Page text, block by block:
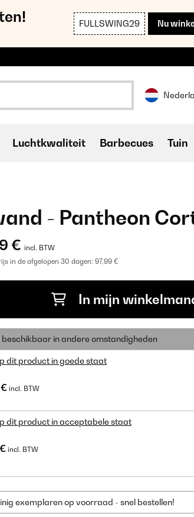
FULLSWING29 Nu
Luchtkwaliteit Barbecues Tuin
- Pantheon
€ incl. BTW
in de afgelopen 30 dagen: 97,99 €
In mijn
beschikbaar in andere omstandigheden
dit product in goede staat
incl. BTW
dit product in acceptabele staat
incl. BTW
exemplaren op voorraad - snel bestellen!